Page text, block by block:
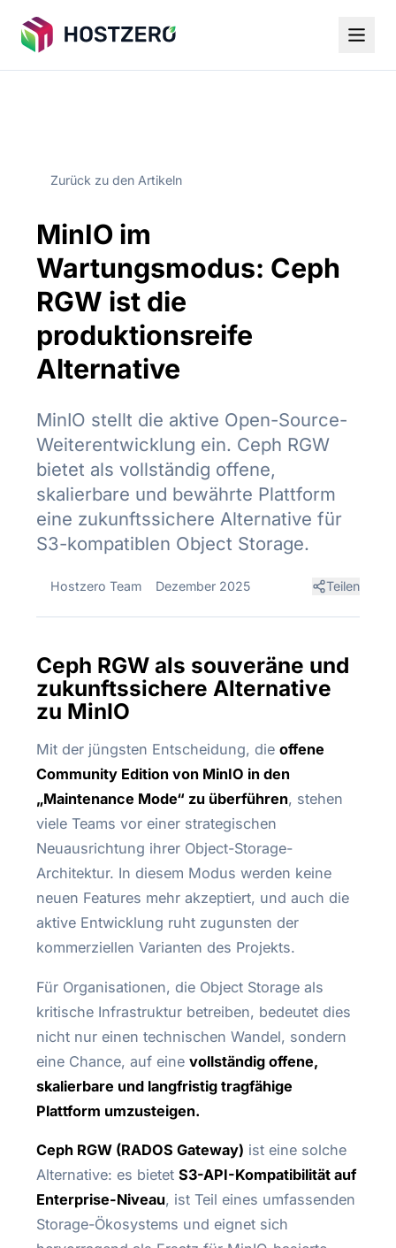
Zurück zu den Artikeln
MinIO im
Wartungsmodus: Ceph
RGW ist die
produktionsreife
Alternative
MinIO stellt die aktive Open-Source-
Weiterentwicklung ein. Ceph RGW
bietet als vollständig offene,
skalierbare und bewährte Plattform
eine zukunftssichere Alternative für
S3-kompatiblen Object Storage.
Hostzero Team Dezember 2025 Teilen
Ceph RGW als souveräne und
zukunftssichere Alternative
zu MinIO
Mit der jüngsten Entscheidung, die offene
Community Edition von MinIO in den
„Maintenance Mode“ zu überführen, stehen
viele Teams vor einer strategischen
Neuausrichtung ihrer Object-Storage-
Architektur. In diesem Modus werden keine
neuen Features mehr akzeptiert, und auch die
aktive Entwicklung ruht zugunsten der
kommerziellen Varianten des Projekts.
Für Organisationen, die Object Storage als
kritische Infrastruktur betreiben, bedeutet dies
nicht nur einen technischen Wandel, sondern
eine Chance, auf eine vollständig offene,
skalierbare und langfristig tragfähige
Plattform umzusteigen.
Ceph RGW (RADOS Gateway) ist eine solche
Alternative: es bietet S3-API-Kompatibilität auf
Enterprise-Niveau, ist Teil eines umfassenden
Storage-Ökosystems und eignet sich